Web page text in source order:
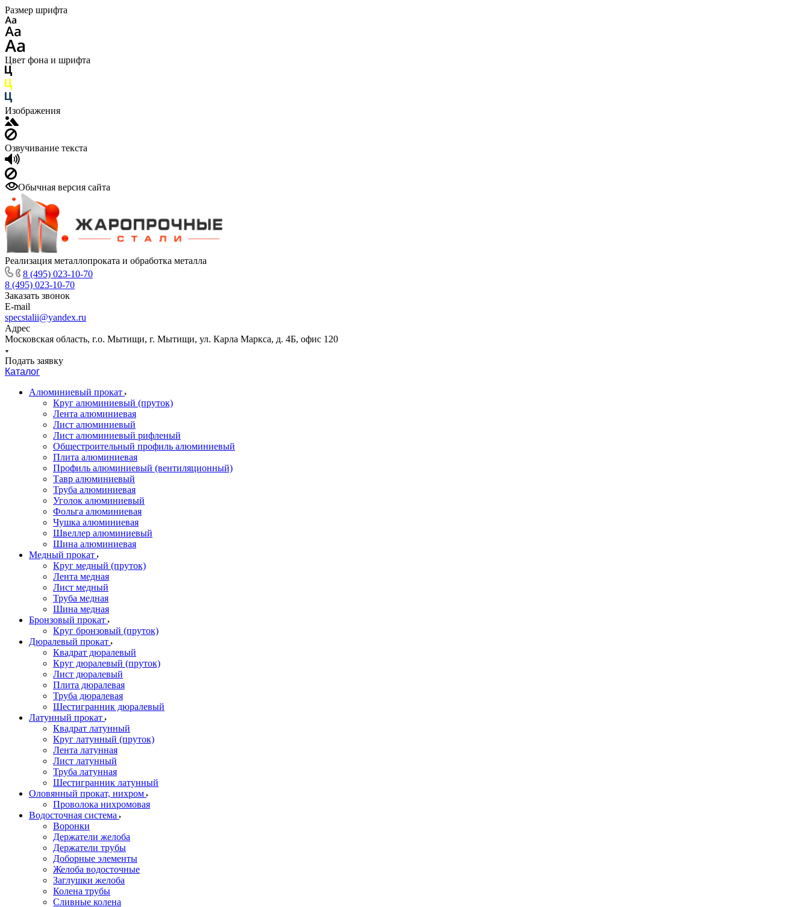
Размер шрифта
Цвет фона и шрифта
Изображения
Озвучивание текста
Обычная версия сайта
Реализация металлопроката и обработка металла
8 (495) 023-10-70
8 (495) 023-10-70
Заказать звонок
E-mail
specstalii@yandex.ru
Адрес
Московская область, г.о. Мытищи, г. Мытищи, ул. Карла Маркса, д. 4Б, офис 120
Подать заявку
Каталог
Алюминиевый прокат
Круг алюминиевый (пруток)
Лента алюминиевая
Лист алюминиевый
Лист алюминиевый рифленый
Общестроительный профиль алюминиевый
Плита алюминиевая
Профиль алюминиевый (вентиляционный)
Тавр алюминиевый
Труба алюминиевая
Уголок алюминиевый
Фольга алюминиевая
Чушка алюминиевая
Швеллер алюминиевый
Шина алюминиевая
Медный прокат
Круг медный (пруток)
Лента медная
Лист медный
Труба медная
Шина медная
Бронзовый прокат
Круг бронзовый (пруток)
Дюралевый прокат
Квадрат дюралевый
Круг дюралевый (пруток)
Лист дюралевый
Плита дюралевая
Труба дюралевая
Шестигранник дюралевый
Латунный прокат
Квадрат латунный
Круг латунный (пруток)
Лента латунная
Лист латунный
Труба латунная
Шестигранник латунный
Оловянный прокат, нихром
Проволока нихромовая
Водосточная система
Воронки
Держатели желоба
Держатели трубы
Доборные элементы
Желоба водосточные
Заглушки желоба
Колена трубы
Сливные колена